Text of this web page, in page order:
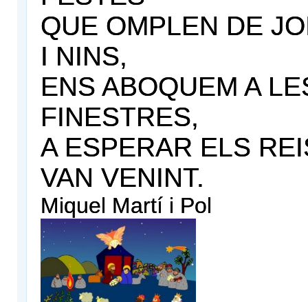
QUE OMPLEN DE
I NINS,
ENS ABOQUEM A
FINESTRES,
A ESPERAR ELS
VAN VENINT.
Miquel Martí i Pol